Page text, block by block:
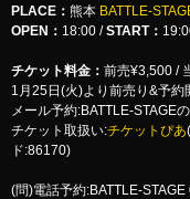
PLACE ： 熊本 BATTLE-
OPEN： 18:00 /START：
チケット料金： 前売¥3,500 /
1月25日(火)より前売り&予約
メール予約:BATTLE-STAGE
チケット取扱い:チケットぴあ
ド:86170)
(問)電話予約:BATTLE-